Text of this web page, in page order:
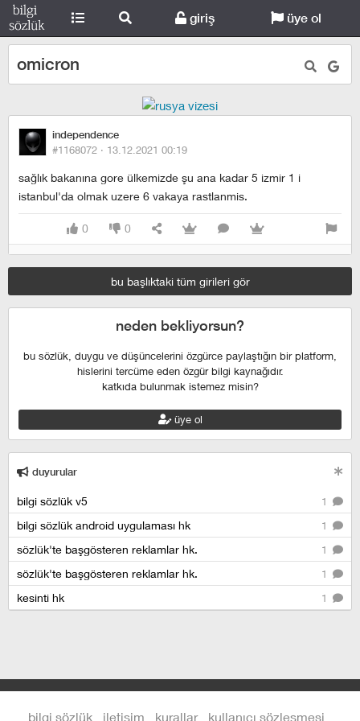
giriş üye ol
omicron
independence
#1168072 · 13.12.2021 00:19
sağlık bakanına gore ülkemizde şu ana kadar 5 izmir 1 i
istanbul'da olmak uzere 6 vakaya rastlanmis.
0 0
bu başlıktaki tüm girileri gör
neden bekliyorsun?
bu sözlük, duygu ve düşüncelerini özgürce paylaştığın bir platform,
hislerini tercüme eden özgür bilgi kaynağıdır.
katkıda bulunmak istemez misin?
üye ol
duyurular
1
bilgi sözlük v5
1
bilgi sözlük android uygulaması hk
1
sözlük'te başgösteren reklamlar hk.
1
sözlük'te başgösteren reklamlar hk.
1
kesinti hk
bilgi sözlük iletişim kurallar kullanıcı sözleşmesi